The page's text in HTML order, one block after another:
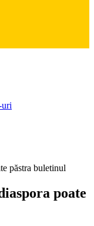
uri
păstra buletinul
poate